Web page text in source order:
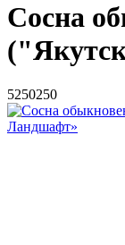
Сосна
5250250